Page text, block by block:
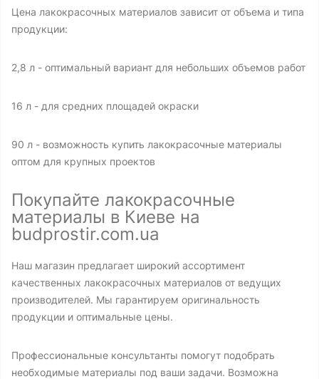
Цена лакокрасочных материалов зависит от объема и типа
продукции:
2,8 л - оптимальный вариант для небольших объемов работ
16 л - для средних площадей окраски
90 л - возможность купить лакокрасочные материалы
оптом для крупных проектов
Покупайте лакокрасочные
материалы в Киеве на
budprostir.com.ua
Наш магазин предлагает широкий ассортимент
качественных лакокрасочных материалов от ведущих
производителей. Мы гарантируем оригинальность
продукции и оптимальные цены.
Профессиональные консультанты помогут подобрать
необходимые материалы под ваши задачи. Возможна